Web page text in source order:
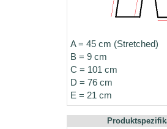
A = 45 cm (Stretched)
B = 9 cm
C = 101 cm
D = 76 cm
E = 21 cm